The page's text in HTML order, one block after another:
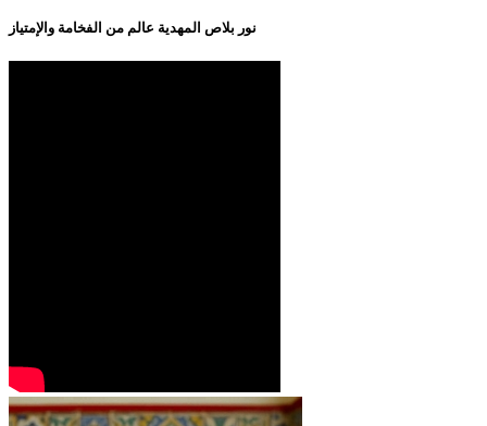
نور بلاص المهدية عالم من الفخامة والإمتياز